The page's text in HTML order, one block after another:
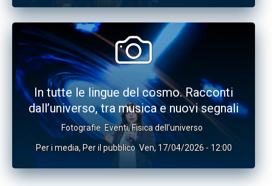
In tutte le lingue del cosmo. Racconti
dall’universo, tra musica e nuovi segnali
Fotografie Eventi,Fisica dell’universo
Per i media, Per il pubblico Ven, 17/04/2026 - 12:00